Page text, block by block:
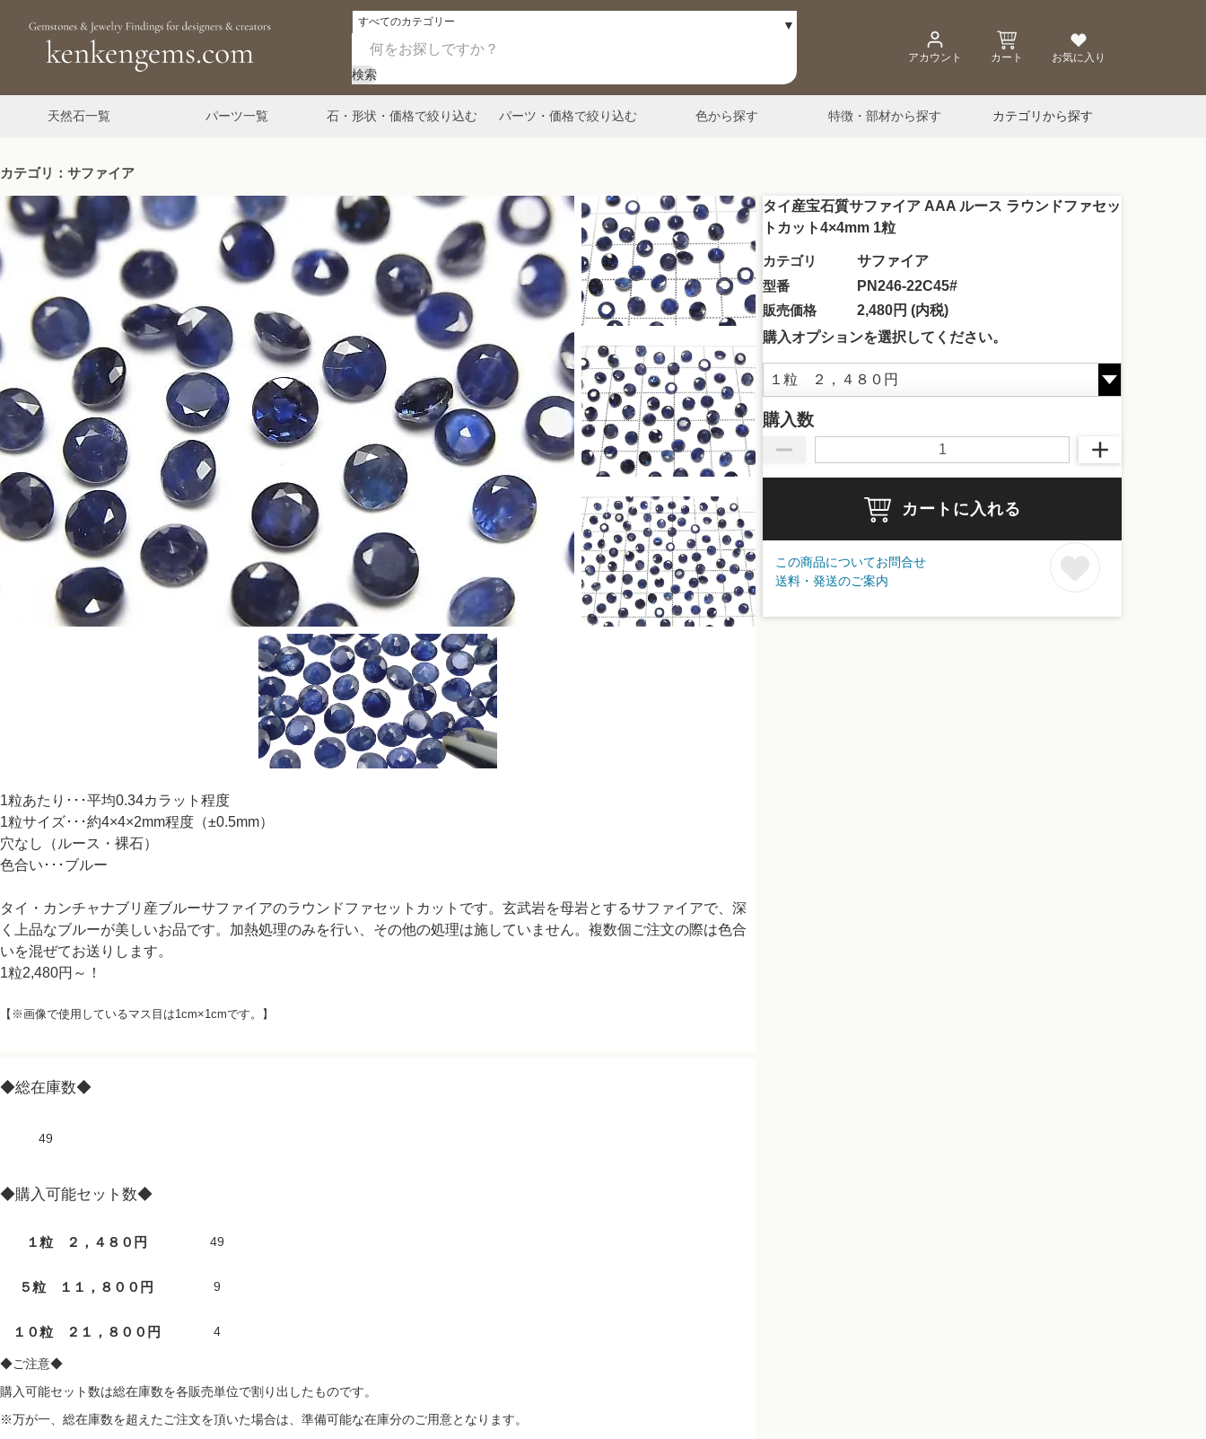
検索
アカウント カート お気に入り
天然石一覧 パーツ一覧 石・形状・価格で絞り込む パーツ・価格で絞り込む 色から探す 特徴・部材から探す カテゴリから探す
カテゴリ：サファイア
タイ産宝石質サファイア AAA ルース ラウンドファセッ
トカット4×4mm 1粒
カテゴリ
サファイア
型番
PN246-22C45#
販売価格
2,480円 (内税)
購入オプションを選択してください。
購入数
カートに入れる
この商品についてお問合せ
送料・発送のご案内
1粒あたり･･･平均0.34カラット程度
1粒サイズ･･･約4×4×2mm程度（±0.5mm）
穴なし（ルース・裸石）
色合い･･･ブルー
タイ・カンチャナブリ産ブルーサファイアのラウンドファセットカットです。玄武岩を母岩とするサファイアで、深
く上品なブルーが美しいお品です。加熱処理のみを行い、その他の処理は施していません。複数個ご注文の際は色合
いを混ぜてお送りします。
1粒2,480円～！
【※画像で使用しているマス目は1cm×1cmです。】
◆総在庫数◆
49
◆購入可能セット数◆
１粒 ２，４８０円 49
５粒 １１，８００円 9
１０粒 ２１，８００円 4
◆ご注意◆
購入可能セット数は総在庫数を各販売単位で割り出したものです。
※万が一、総在庫数を超えたご注文を頂いた場合は、準備可能な在庫分のご用意となります。